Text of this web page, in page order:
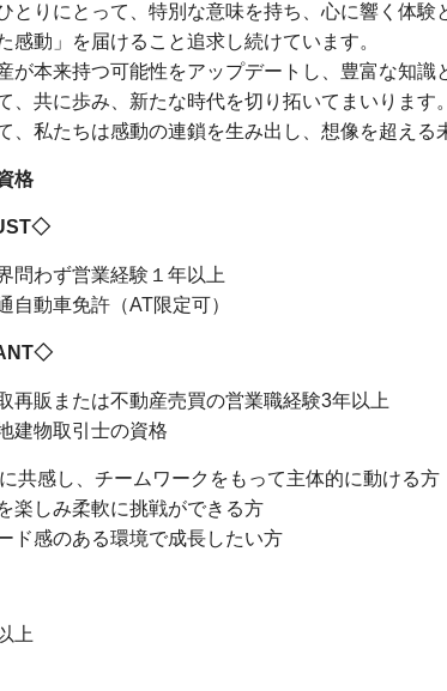
とりにとって、特別な意味を持ち、心に響く体
感動」を届けること追求し続けています。
が本来持つ可能性をアップデートし、豊富な知
、共に歩み、新たな時代を切り拓いてまいります。
、私たちは感動の連鎖を生み出し、想像を超える
格
問わず営業経験１年以上
自動車免許（AT限定可）
再販または不動産売買の営業職経験3年以上
建物取引士の資格
共感し、チームワークをもって主体的に動ける方
楽しみ柔軟に挑戦ができる方
ド感のある環境で成長したい方
上